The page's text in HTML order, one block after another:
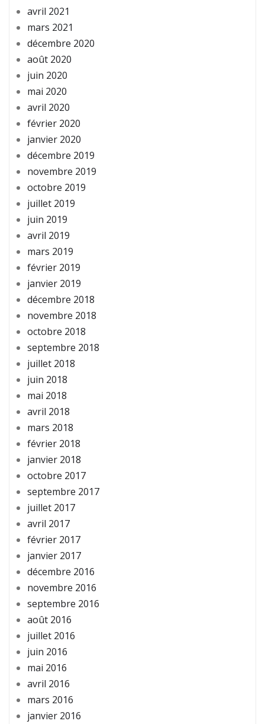
avril 2021
mars 2021
décembre 2020
août 2020
juin 2020
mai 2020
avril 2020
février 2020
janvier 2020
décembre 2019
novembre 2019
octobre 2019
juillet 2019
juin 2019
avril 2019
mars 2019
février 2019
janvier 2019
décembre 2018
novembre 2018
octobre 2018
septembre 2018
juillet 2018
juin 2018
mai 2018
avril 2018
mars 2018
février 2018
janvier 2018
octobre 2017
septembre 2017
juillet 2017
avril 2017
février 2017
janvier 2017
décembre 2016
novembre 2016
septembre 2016
août 2016
juillet 2016
juin 2016
mai 2016
avril 2016
mars 2016
janvier 2016